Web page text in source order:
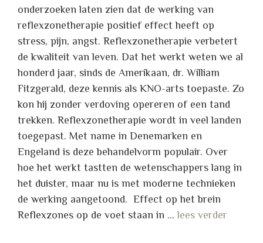
onderzoeken laten zien dat de werking van
reflexzonetherapie positief effect heeft op
stress, pijn, angst. Reflexzonetherapie verbetert
de kwaliteit van leven. Dat het werkt weten we al
honderd jaar, sinds de Amerikaan, dr. William
Fitzgerald, deze kennis als KNO-arts toepaste. Zo
kon hij zonder verdoving opereren of een tand
trekken. Reflexzonetherapie wordt in veel landen
toegepast. Met name in Denemarken en
Engeland is deze behandelvorm populair. Over
hoe het werkt tastten de wetenschappers lang in
het duister, maar nu is met moderne technieken
de werking aangetoond. Effect op het brein
Reflexzones op de voet staan in …lees verder